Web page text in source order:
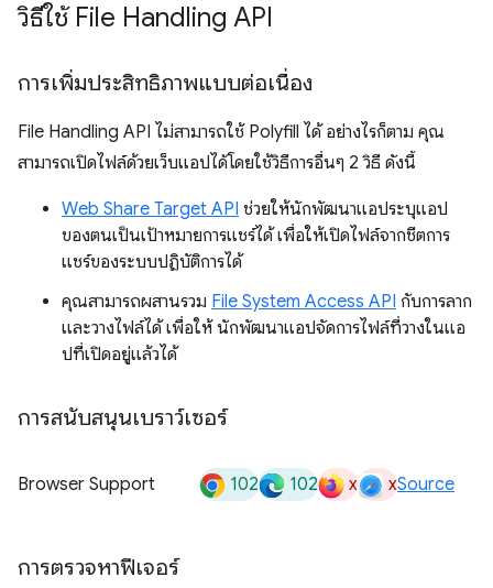
วิธีใช้ File Handling API
การเพิ่มประสิทธิภาพแบบต่อเนื่อง
File Handling API ไม่สามารถใช้ Polyfill ได้ อย่างไรก็ตาม คุณ
สามารถเปิดไฟล์ด้วยเว็บแอปได้โดยใช้วิธีการอื่นๆ 2 วิธี ดังนี้
Web Share Target API ช่วยให้นักพัฒนาแอประบุแอป
ของตนเป็นเป้าหมายการแชร์ได้ เพื่อให้เปิดไฟล์จากชีตการ
แชร์ของระบบปฏิบัติการได้
คุณสามารถผสานรวม File System Access API กับการลาก
และวางไฟล์ได้ เพื่อให้ นักพัฒนาแอปจัดการไฟล์ที่วางในแอ
ปที่เปิดอยู่แล้วได้
การสนับสนุนเบราว์เซอร์
Browser Support 102 102 x xSource
การตรวจหาฟีเจอร์